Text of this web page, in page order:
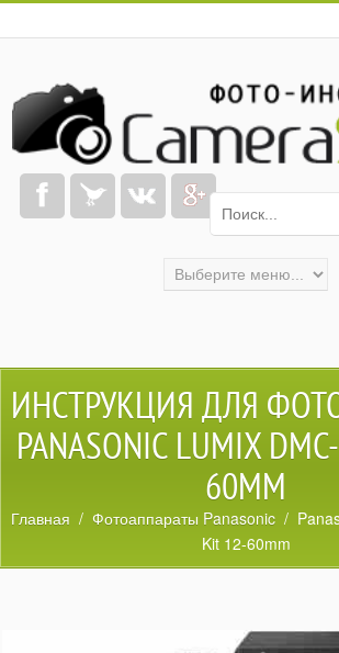
ИНСТРУКЦИЯ ДЛЯ
PANASONIC LUMIX
60MM
Главная / Фотоаппараты Panasonic/
Kit 12-60mm